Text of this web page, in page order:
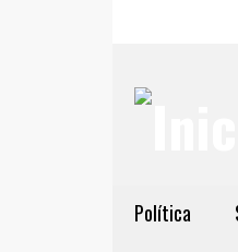
Política